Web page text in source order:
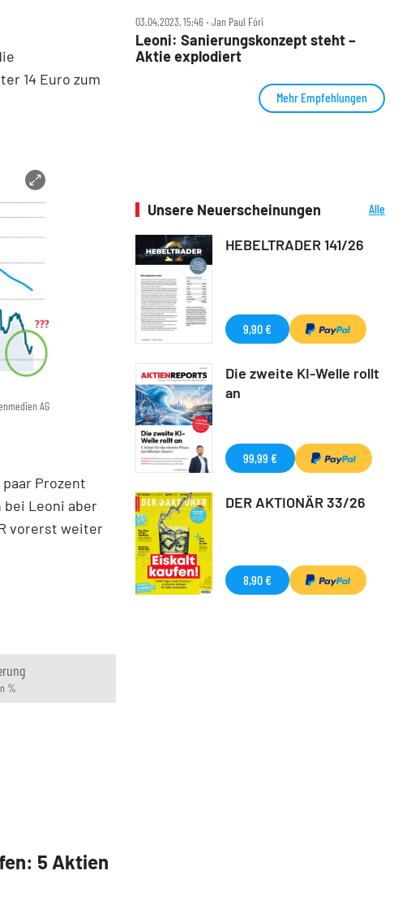
14 Euro zum
AG
Prozent
Leoni aber
vorerst weiter
%
5 Aktien
03.04.2023, 15:46 ‧ Jan Paul Fóri
Leoni: Sanierungskonzept steht –
Aktie explodiert
Mehr Empfehlungen
Unsere Neuerscheinungen
Alle
HEBELTRADER 141/26
9,90 €
Die zweite KI-Welle rollt
an
99,99 €
DER AKTIONÄR 33/26
8,90 €